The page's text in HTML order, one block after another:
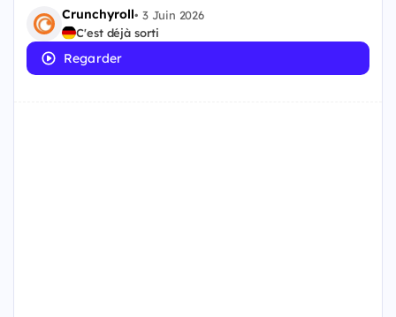
Crunchyroll•3 Juin 2026
C'est déjà sorti
Regarder